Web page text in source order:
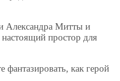
Александра Митты и
простор для
как герой